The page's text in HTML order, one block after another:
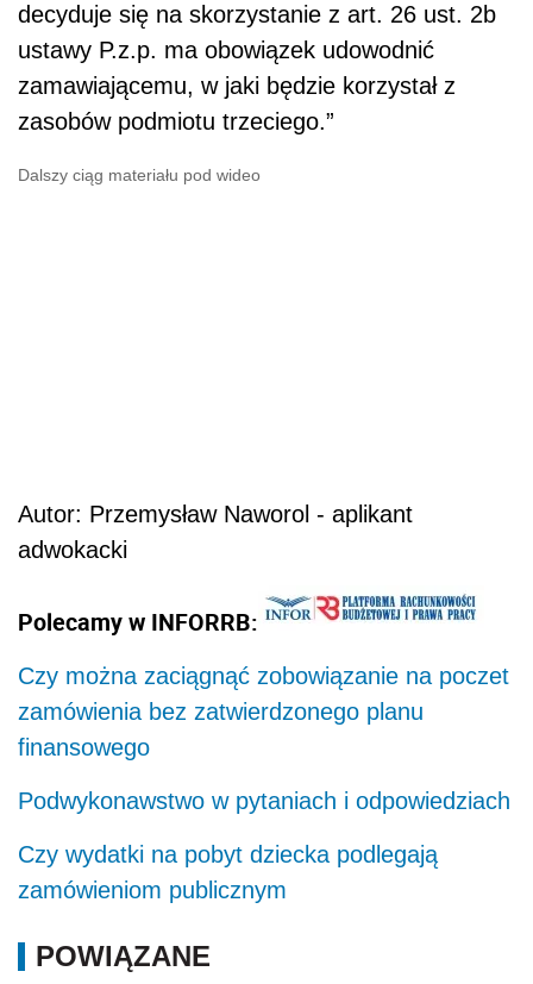
decyduje się na skorzystanie z art. 26 ust. 2b
ustawy P.z.p. ma obowiązek udowodnić
zamawiającemu, w jaki będzie korzystał z
zasobów podmiotu trzeciego.”
Dalszy ciąg materiału pod wideo
Autor: Przemysław Naworol - aplikant
adwokacki
Polecamy w INFORRB:
Czy można zaciągnąć zobowiązanie na poczet
zamówienia bez zatwierdzonego planu
finansowego
Podwykonawstwo w pytaniach i odpowiedziach
Czy wydatki na pobyt dziecka podlegają
zamówieniom publicznym
POWIĄZANE